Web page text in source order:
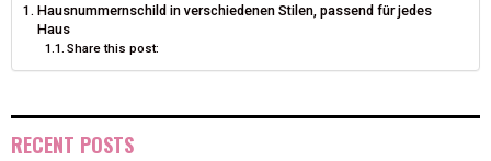
E
R
K S N
Hausnummernschild in verschiedenen Stilen, passend für jedes
Haus
Share this post:
RECENT POSTS